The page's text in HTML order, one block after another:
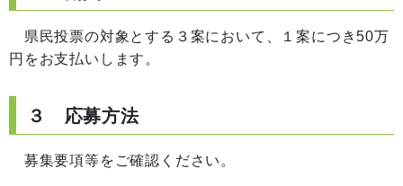
県民投票の対象とする３案において、１案につき50万
円をお支払いします。
３ 応募方法
募集要項等をご確認ください。